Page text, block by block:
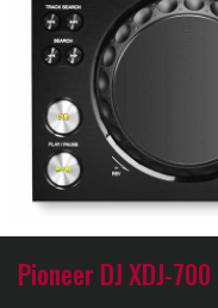
Pioneer DJ XDJ-